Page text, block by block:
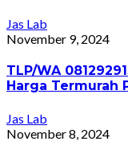
Jas Lab
November 9, 2024
TLP/WA
Harga Termurah
Jas Lab
November 8, 2024